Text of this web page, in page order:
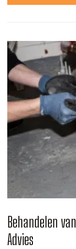
Behandelen
Advies